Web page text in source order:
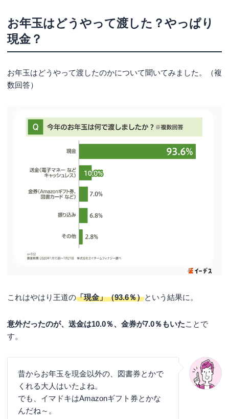
お年玉はどうやって渡した？やっぱり
現金？
お年玉はどうやって渡したのかについて聞いてみました。（複
数回答）
これはやはり王道の「現金」（93.6％）という結果に。
意外だったのが、送金は10.0％、金券が7.0％もいたことで
す。
昔からお年玉を現金以外の、図書券とかで
くれる大人はいたよね。
でも、イマドキはAmazonギフト券とかな
んだね～。